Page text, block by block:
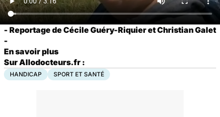
- Reportage de Cécile Guéry-Riquier et Christian Galet
-
En savoir plus
Sur Allodocteurs.fr :
HANDICAP SPORT ET SANTÉ